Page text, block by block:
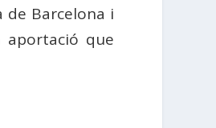
de Barcelona i
aportació que